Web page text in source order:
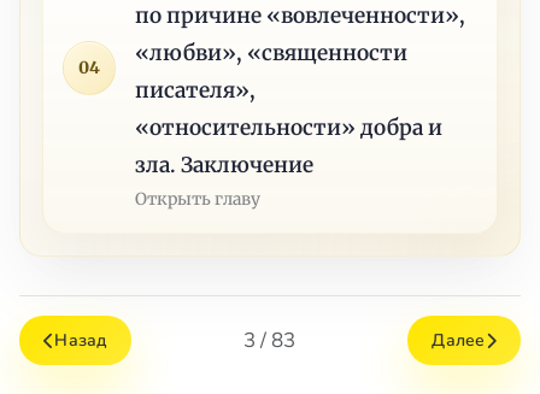
04
по причине «вовлеченности»,
«любви», «священности
писателя»,
«относительности» добра и
зла. Заключение
Открыть главу
Назад 3 / 83 Далее